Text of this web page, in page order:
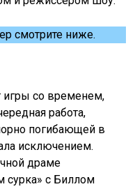
смотрите ниже.
игры со временем,
работа,
погибающей в
исключением.
драме
сурка» с Биллом